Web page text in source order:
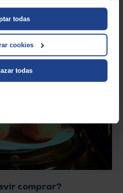
todas
cookies
todas
todo lo que debes saber sobre
comprar?